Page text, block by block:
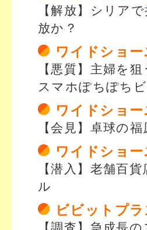
【解放】シリア
放か？
ワイドショー
【悪質】主婦を
スマホぽちぽち
ワイドショー
【会見】卓球の
ワイドショー
【潜入】老舗百
ル
ビビットプラ